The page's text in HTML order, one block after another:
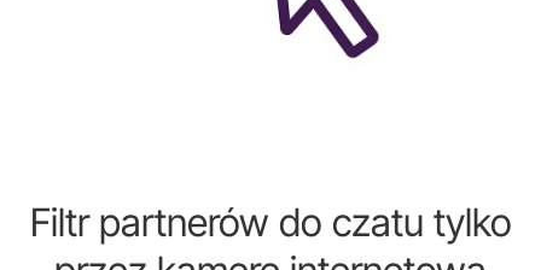
Filtr partnerów do czatu tylko